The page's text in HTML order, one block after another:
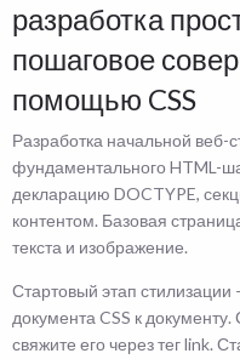
разработка
пошаговое
помощью CSS
Разработка начальной веб-
фундаментального HTML-
декларацию DOCTYPE,
контентом. Базовая
текста и изображение.
Стартовый этап
документа CSS к
свяжите его через тег link.